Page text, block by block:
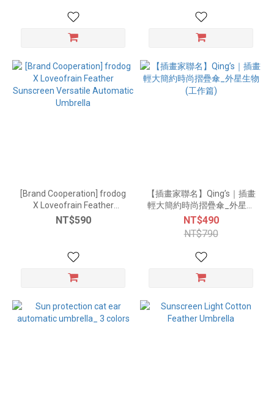
[Brand Cooperation] frodog
X Loveofrain Feather
Sunscreen Versatile
NT$590
【插畫家聯名】Qing’s｜插畫
輕大簡約時尚摺疊傘_外星生
物 (工作篇)
NT$490
NT$790